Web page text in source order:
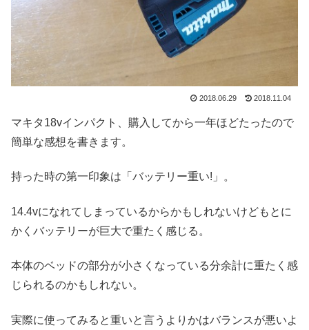
2018.06.29 2018.11.04
マキタ18vインパクト、購入してから一年ほどたったので
簡単な感想を書きます。
持った時の第一印象は「バッテリー重い!」。
14.4vになれてしまっているからかもしれないけどもとに
かくバッテリーが巨大で重たく感じる。
本体のベッドの部分が小さくなっている分余計に重たく感
じられるのかもしれない。
実際に使ってみると重いと言うよりかはバランスが悪いよ